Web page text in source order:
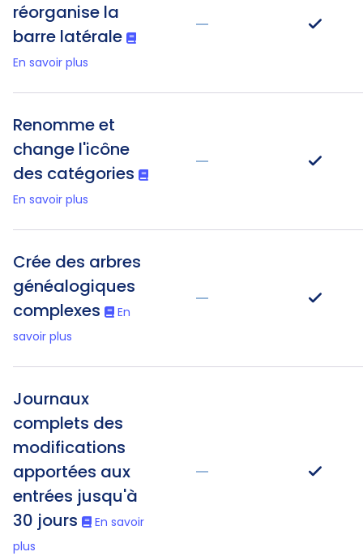
réorganise la
barre latérale
En savoir plus
—
Renomme et
change l'icône
des catégories
En savoir plus
—
Crée des arbres
généalogiques
complexes
En
savoir plus
—
Journaux
complets des
modifications
apportées aux
entrées jusqu'à
30 jours
En savoir
plus
—